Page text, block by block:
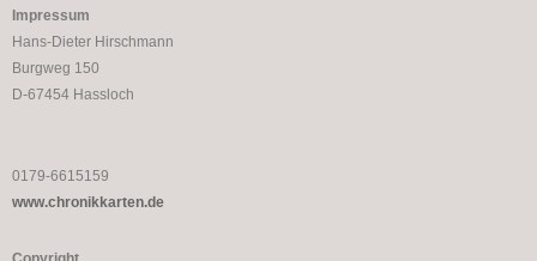
Impressum
Hans-Dieter Hirschmann
Burgweg 150
D-67454 Hassloch
0179-6615159
www.chronikkarten.de